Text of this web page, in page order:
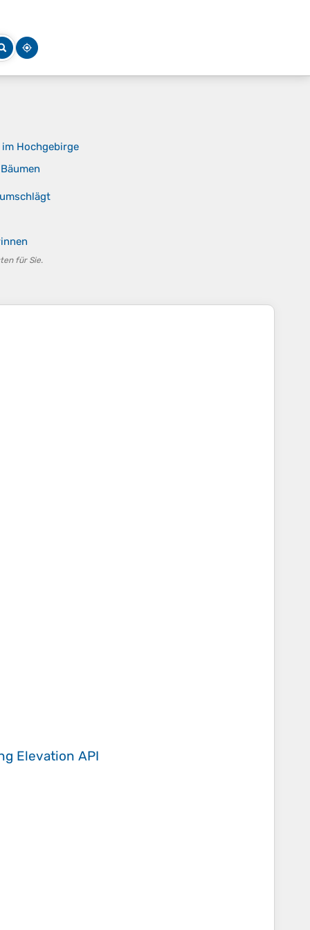
Hochgebirge
für Sie.
Elevation API